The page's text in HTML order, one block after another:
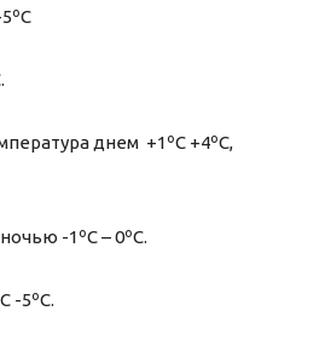
днем +1ºС +4ºС,
-1ºС – 0ºС.
-5ºС.